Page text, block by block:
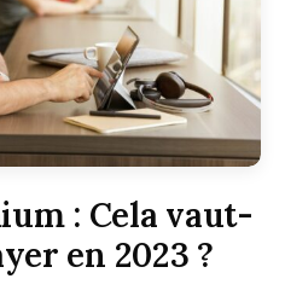
: Cela vaut-
en 2023 ?